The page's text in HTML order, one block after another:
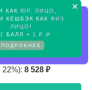
×
КАК ЮР. ЛИЦО
КЕШБЭК КАК ФИЗ.
ЛИЦО !
1 БАЛЛ = 1 ₽ 🎉
ПОДРОБНЕЕ
Предзаказ
22%): 8 528 ₽